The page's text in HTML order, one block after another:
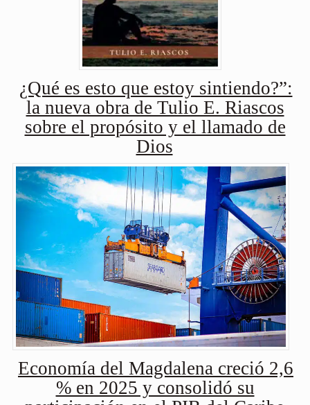
¿Qué es esto que estoy sintiendo?”:
la nueva obra de Tulio E. Riascos
sobre el propósito y el llamado de
Dios
Economía del Magdalena creció 2,6
% en 2025 y consolidó su